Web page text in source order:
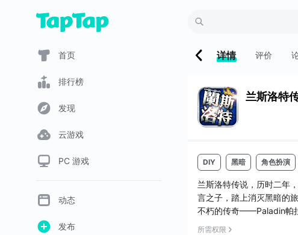
首页
排行榜
发现
云游戏
PC 游戏
动态
发布
详情 评价
兰斯洛特
DIY 黑暗 角色扮演
兰斯洛特传说，历时二年
言之子，踏上消灭黑暗的
不朽的传奇——Paladin帕
的”，如同山一般坚毅的
所需权限